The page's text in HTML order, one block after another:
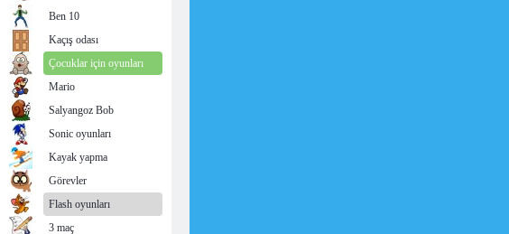
Ben 10
Kaçış odası
Çocuklar için oyunları
Mario
Salyangoz Bob
Sonic oyunları
Kayak yapma
Görevler
Flash oyunları
3 maç